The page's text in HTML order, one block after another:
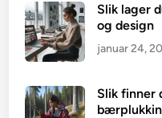
Slik lager
og design
januar 24,
Slik finner